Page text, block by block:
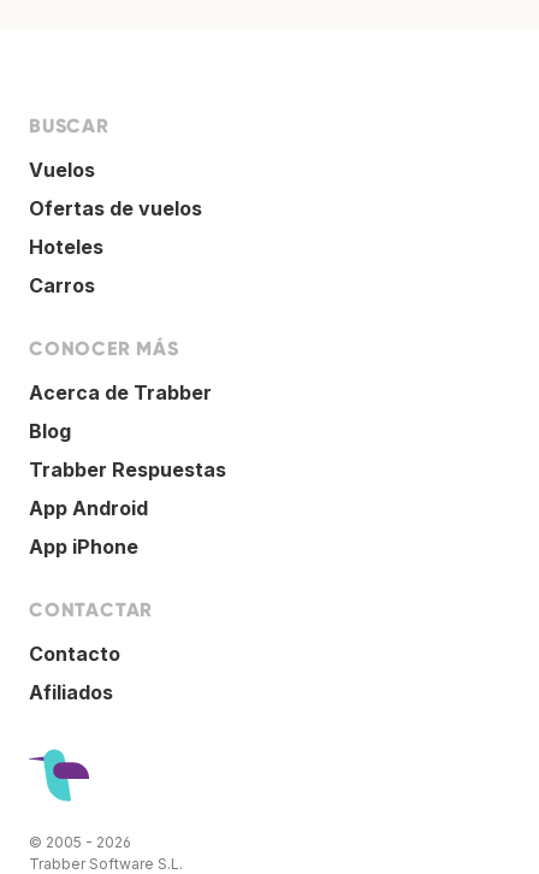
BUSCAR
Vuelos
Ofertas de vuelos
Hoteles
Carros
CONOCER MÁS
Acerca de Trabber
Blog
Trabber Respuestas
App Android
App iPhone
CONTACTAR
Contacto
Afiliados
© 2005 - 2026
Trabber Software S.L.